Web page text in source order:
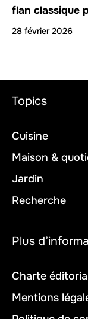
flan classique
28 février 2026
Topics
Cuisine
Maison &
Jardin
Recherche
Plus
Charte
Mentions